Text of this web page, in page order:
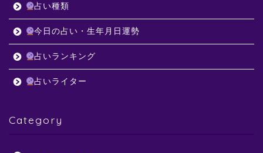
占い種類
今日の占い・生年月日運勢
占いランキング
占いライター
Category